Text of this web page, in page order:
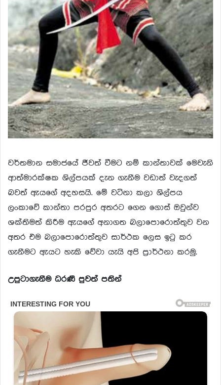
වර්තමාන සමාජයේ ජීවත් වීමට නම් කාන්තාවක් මෙවැනි
ආත්මාරක්ෂක ශිල්පයක් දැන ගැනීම වඩාත් වැදගත්
බවත් ඇයගේ අදහසයි. මේ වටිනා කලා ශිල්පය
ලංකාවේ කාන්තා පරපුර අතරට ගෙන ගොස් ඔවුන්ව
ශක්තිමත් කිරීම ඇයගේ අනාගත බලාපොරොත්තුව වන
අතර එම බලාපොරොත්තුව සාර්ථක ලෙස ඉටු කර
ගැනීමට ඇයට හැකි වේවා යැයි අපි ප්‍රාර්ථනා කරමු.
උපුටාගැනීම ධරණී පුවත් පතින්